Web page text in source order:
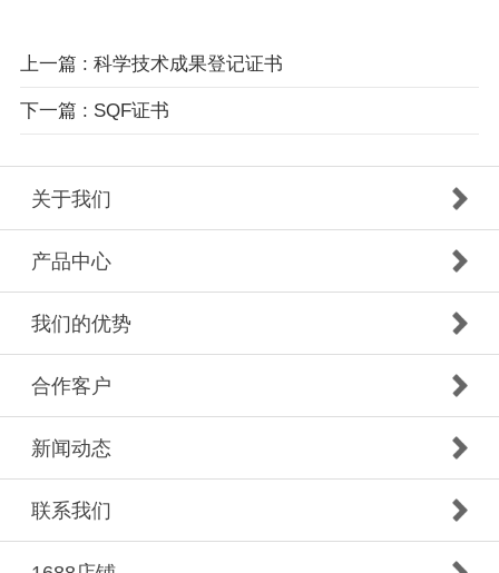
上一篇 : 科学技术成果登记证书
下一篇 : SQF证书
关于我们
产品中心
我们的优势
合作客户
新闻动态
联系我们